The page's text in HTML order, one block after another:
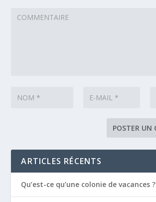
ARTICLES RÉCENTS
Qu’est-ce qu’une colonie de vacances ?